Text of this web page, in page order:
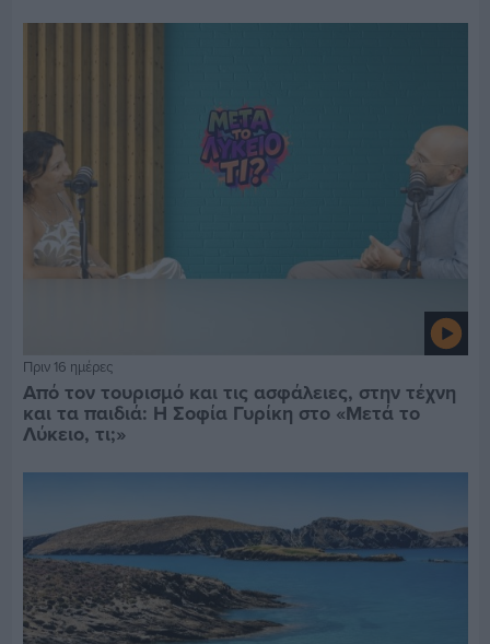
Πριν 16 ημέρες
Από τον τουρισμό και τις ασφάλειες, στην τέχνη
και τα παιδιά: Η Σοφία Γυρίκη στο «Μετά το
Λύκειο, τι;»